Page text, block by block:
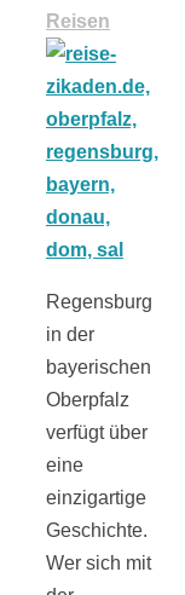
Reisen
Regensburg
in der
bayerischen
Oberpfalz
verfügt über
eine
einzigartige
Geschichte.
Wer sich mit